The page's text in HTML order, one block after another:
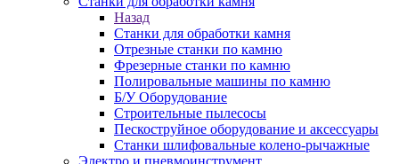
Назад
Станки для обработки камня
Отрезные станки по камню
Фрезерные станки по камню
Полировальные машины по камню
Б/У Оборудование
Строительные пылесосы
Пескоструйное оборудование и аксессуары
Станки шлифовальные колено-рычажные
Электро и пневмоинструмент